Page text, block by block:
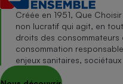
Créée en 1951, Que
non lucratif qui agit, en
droits des
consommation
enjeux sanitaires,